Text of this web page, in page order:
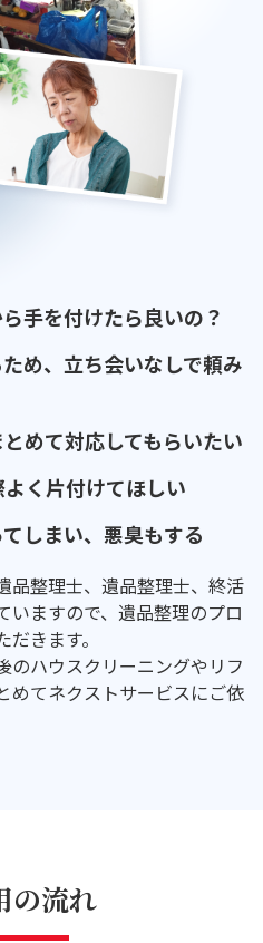
手を付けたら良いの？
め、立ち会いなしで頼み
めて対応してもらいたい
く片付けてほしい
しまい、悪臭もする
品整理士、遺品整理士、終活
いますので、遺品整理のプロ
きます。
のハウスクリーニングやリフ
めてネクストサービスにご依
の流れ